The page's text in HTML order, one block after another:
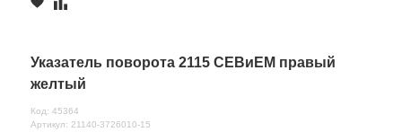
Указатель поворота 2115 СЕВиЕМ правый
желтый
Код: 45364
Артикул: 21140-3726010-15